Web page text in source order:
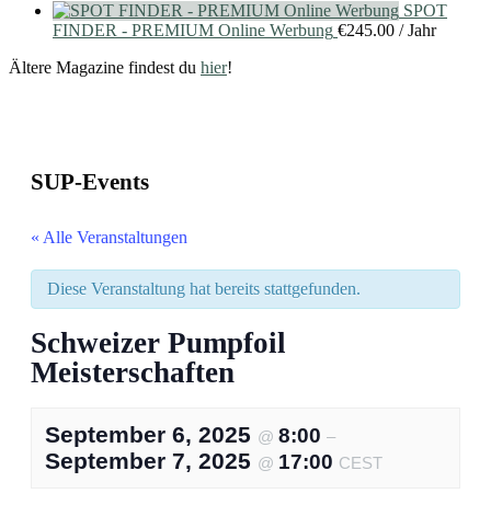
SPOT
FINDER - PREMIUM Online Werbung €245.00 / Jahr
Ältere Magazine findest du hier!
SUP-Events
« Alle Veranstaltungen
Diese Veranstaltung hat bereits stattgefunden.
Schweizer Pumpfoil
Meisterschaften
September 6, 2025 @ 8:00 –
September 7, 2025 @ 17:00 CEST